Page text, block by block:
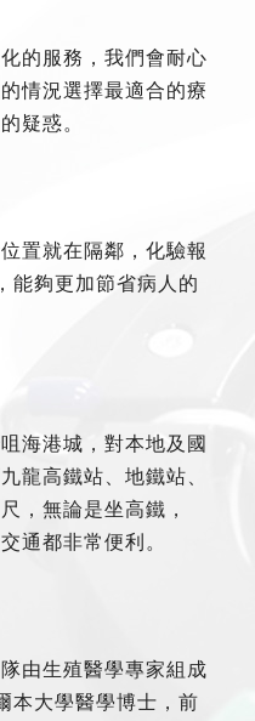
的服務，我們會耐心
情況選擇最適合的療
疑惑。
置就在隔鄰，化驗報
能夠更加節省病人的
海港城，對本地及國
龍高鐵站、地鐵站、
，無論是坐高鐵，
通都非常便利。
由生殖醫學專家組成
本大學醫學博士，前